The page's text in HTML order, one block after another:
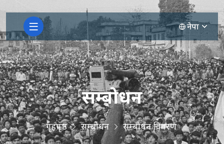
नेपा
सम्बोधन
गृहपृष्ठ सम्बोधन सम्बोधन विवरण